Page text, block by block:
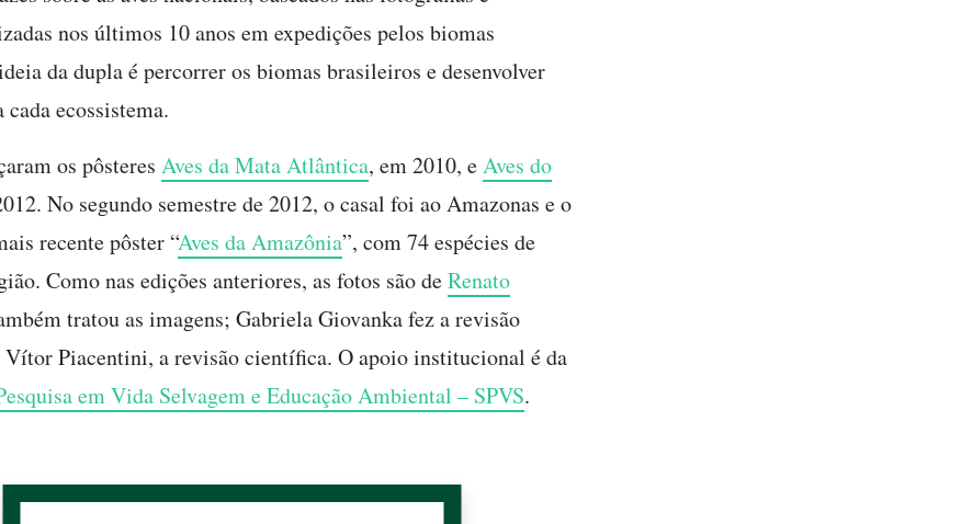
nos últimos 10 anos em expedições pelos biomas
da dupla é percorrer os biomas brasileiros e desenvolver
ecossistema.
os pôsteres Aves da Mata Atlântica, em 2010, eAves do
No segundo semestre de 2012, o casal foi ao Amazonas e o
recente pôster “Aves da Amazônia”, com 74 espécies de
Como nas edições anteriores, as fotos são deRenato
tratou as imagens; Gabriela Giovanka fez a revisão
Piacentini, a revisão científica. O apoio institucional é da
em Vida Selvagem e Educação Ambiental – SPVS.